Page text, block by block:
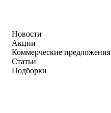
Новости
Акции
Коммерческие предложения
Статьи
Подборки